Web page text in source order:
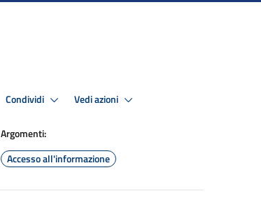
Condividi Vedi azioni
Argomenti:
Accesso all'informazione